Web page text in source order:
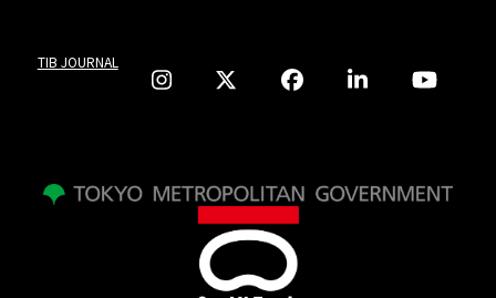
TIB JOURNAL